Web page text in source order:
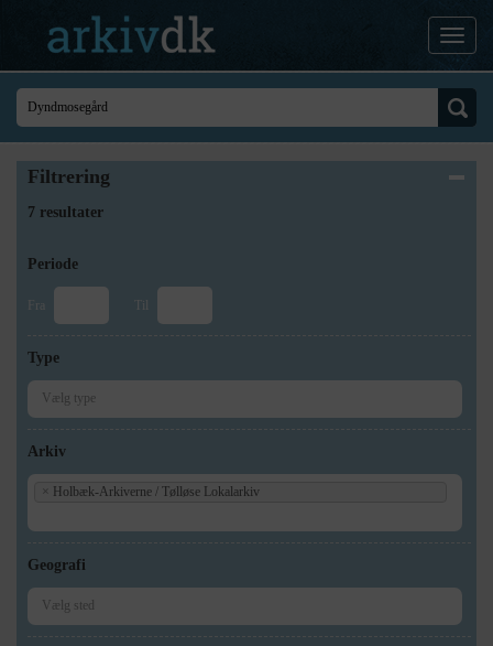
Filtrering
7 resultater
Periode
Fra Til
Type
Arkiv
× Holbæk-Arkiverne / Tølløse Lokalarkiv
Geografi